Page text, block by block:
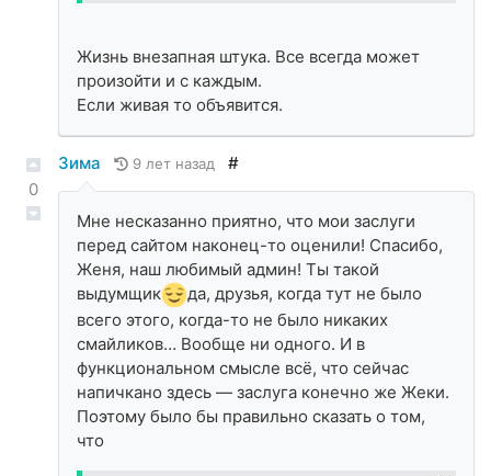
Жизнь внезапная штука. Все всегда может
произойти и с каждым.
Если живая то объявится.
0
Зима 9 лет назад #
Мне несказанно приятно, что мои заслуги
перед сайтом наконец-то оценили! Спасибо,
Женя, наш любимый админ! Ты такой
выдумщик
да, друзья, когда тут не было
всего этого, когда-то не было никаких
смайликов… Вообще ни одного. И в
функциональном смысле всё, что сейчас
напичкано здесь — заслуга конечно же Жеки.
Поэтому было бы правильно сказать о том,
что